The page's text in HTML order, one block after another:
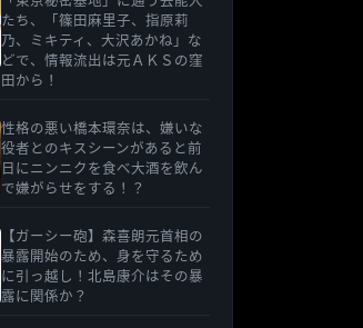
たち、「篠田麻里子、指原莉
乃、ミキティ、大沢あかね」な
どで、情報流出は元ＡＫＳの窪
田から！
性格の悪い橋本環奈は、嫌いな
役者とのキスシーンがあると前
日にニンニクを食べ大酒を飲ん
で嫌がらせをする！？
【ガーシー砲】森喜朗元首相の
暴露開始のため、身を守るため
に引っ越し！北島康介はその暴
露に関係か？